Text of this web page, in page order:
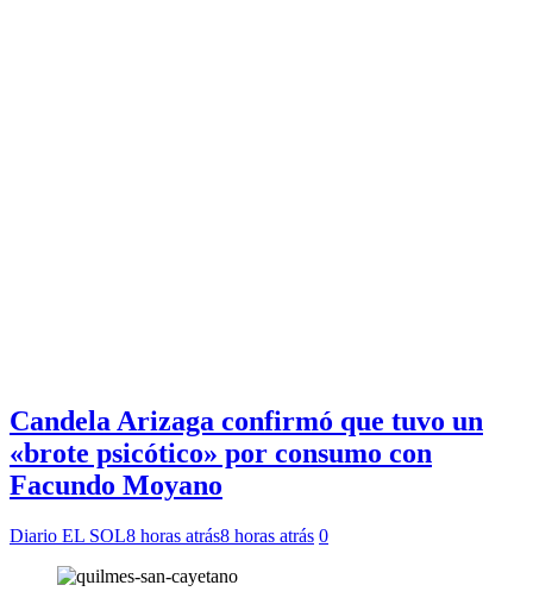
Candela Arizaga confirmó que tuvo un
«brote psicótico» por consumo con
Facundo Moyano
Diario EL SOL8 horas atrás8 horas atrás 0